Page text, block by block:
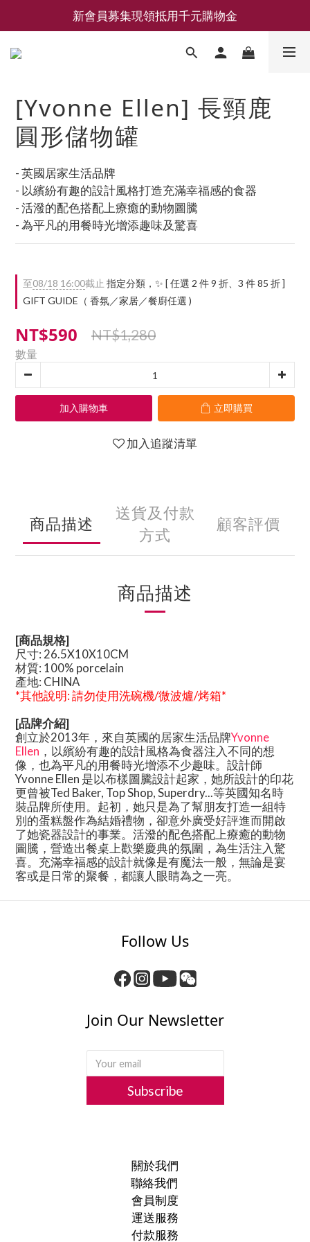
新會員募集現領抵用千元購物金
新會員募集現領抵用千元購物金
LEMAIRE 經典可頌包 NEW ARRIVAL
新會員募集現領抵用千元購物金
[Yvonne Ellen] 長頸鹿
圓形儲物罐
- 英國居家生活品牌
- 以繽紛有趣的設計風格打造充滿幸福感的食器
- 活潑的配色搭配上療癒的動物圖騰
- 為平凡的用餐時光增添趣味及驚喜
至08/18 16:00截止 指定分類，✨ [ 任選 2 件 9 折、3 件 85 折 ]
GIFT GUIDE（ 香氛／家居／餐廚任選 )
NT$590 NT$1,280
數量
加入購物車 立即購買
加入追蹤清單
商品描述
送貨及付款
方式
顧客評價
商品描述
[商品規格]
尺寸: 26.5X10X10CM
材質: 100% porcelain
產地: CHINA
*其他說明:請勿使用洗碗機/微波爐/烤箱*
[品牌介紹]
創立於2013年，來自英國的居家生活品牌Yvonne
Ellen ， 以繽紛有趣的設計風格為食器注入不同的想
像，也為平凡的用餐時光增添不少趣味。設計師
Yvonne Ellen 是以布樣圖騰設計起家，她所設計的印花
更曾被Ted Baker, Top Shop, Superdry...等英國知名時
裝品牌所使用。起初，她只是為了幫朋友打造一組特
別的蛋糕盤作為結婚禮物，卻意外廣受好評進而開啟
了她瓷器設計的事業。活潑的配色搭配上療癒的動物
圖騰，營造出餐桌上歡樂慶典的氛圍，為生活注入驚
喜。充滿幸福感的設計就像是有魔法一般，無論是宴
客或是日常的聚餐，都讓人眼睛為之一亮。
Follow Us
Join Our Newsletter
Subscribe
關於我們
聯絡我們
會員制度
運送服務
付款服務